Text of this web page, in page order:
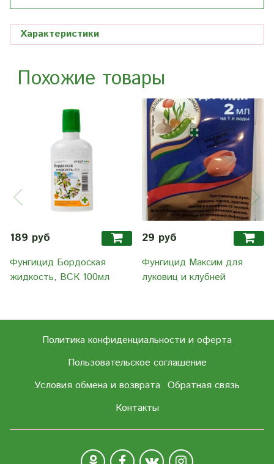
Характеристики
Похожие товары
189 руб
Фунгицид Бордоская
жидкость, ВСК 100мл
29 руб
Фунгицид Максим для
луковиц и клубней
Политика конфиденциальности и оферта
Пользовательское соглашение
Условия обмена и возврата Обратная связь
Контакты